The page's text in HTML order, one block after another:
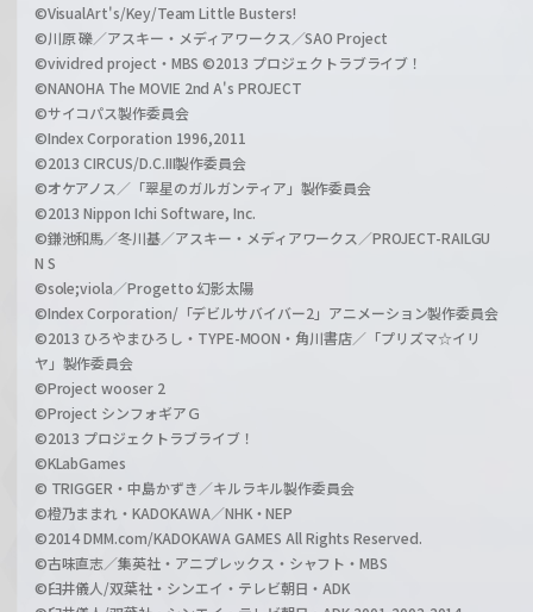
©VisualArt's/Key/Team Little Busters!
©川原 礫／アスキー・メディアワークス／SAO Project
©vividred project・MBS ©2013 プロジェクトラブライブ！
©NANOHA The MOVIE 2nd A's PROJECT
©サイコパス製作委員会
©Index Corporation 1996,2011
©2013 CIRCUS/D.C.III製作委員会
©オケアノス／「翠星のガルガンティア」製作委員会
©2013 Nippon Ichi Software, Inc.
©鎌池和馬／冬川基／アスキー・メディアワークス／PROJECT-RAILGU
N S
©sole;viola／Progetto 幻影太陽
©Index Corporation/「デビルサバイバー2」アニメーション製作委員会
©2013 ひろやまひろし・TYPE-MOON・角川書店／「プリズマ☆イリ
ヤ」製作委員会
©Project wooser 2
©Project シンフォギアＧ
©2013 プロジェクトラブライブ！
©KLabGames
© TRIGGER・中島かずき／キルラキル製作委員会
©橙乃ままれ・KADOKAWA／NHK・NEP
©2014 DMM.com/KADOKAWA GAMES All Rights Reserved.
©古味直志／集英社・アニプレックス・シャフト・MBS
©臼井儀人/双葉社・シンエイ・テレビ朝日・ADK